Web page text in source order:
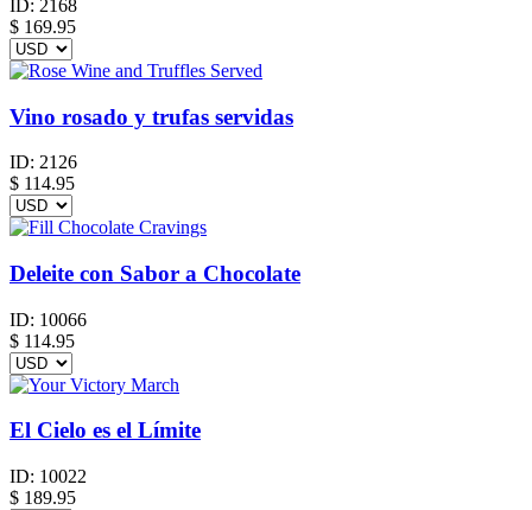
ID: 2168
$ 169.95
Vino rosado y trufas servidas
ID: 2126
$ 114.95
Deleite con Sabor a Chocolate
ID: 10066
$ 114.95
El Cielo es el Límite
ID: 10022
$ 189.95